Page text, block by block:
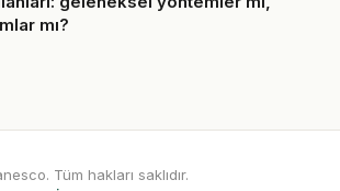
mı?
Tüm hakları saklıdır.